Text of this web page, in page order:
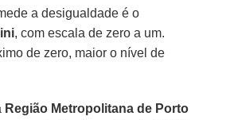
a desigualdade é o
, com escala de zero a um.
de zero, maior o nível de
Região Metropolitana de Porto